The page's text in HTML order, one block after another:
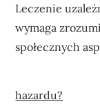
Leczenie
wymaga
społecznych
hazardu?